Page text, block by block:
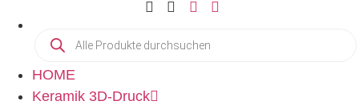
HOME
Keramik 3D-Druck